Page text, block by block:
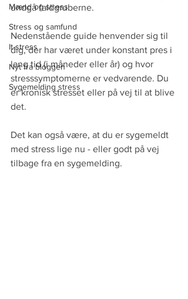
Mænd og stress
Stress og samfund
It-stress
Nyt fra bloggen
Sygemelding stress
undgå faldgruberne.
Nedenstående guide henvender sig til
dig, der har været under konstant pres i
lang tid (i måneder eller år) og hvor
stresssymptomerne er vedvarende. Du
er kronisk stresset eller på vej til at blive
det.
Det kan også være, at du er sygemeldt
med stress lige nu - eller godt på vej
tilbage fra en sygemelding.